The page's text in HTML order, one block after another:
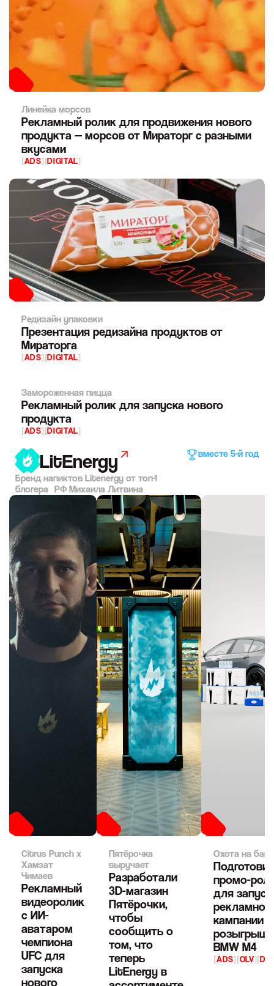
Линейка морсов
Рекламный ролик для продвижения нового
продукта — морсов от Мираторг с разными
вкусами
[ADS][DIGITAL]
Редизайн упаковки
Презентация редизайна продуктов от
Мираторга
[ADS][DIGITAL]
Замороженная пицца
Рекламный ролик для запуска нового
продукта
[ADS][DIGITAL]
LitEnergy
Бренд напиктов Litenergy от топ-1
блогера РФ Михаила Литвина
вместе 5-й год
Citrus Punch х
Хамзат
Чимаев
Рекламный
видеоролик
с ИИ-
аватаром
чемпиона
UFC для
запуска
нового
Пятёрочка
выручает
Разработали
3D-магазин
Пятёрочки,
чтобы
сообщить о
том, что
теперь
LitEnergy в
Охота на
промо-
для
рекламной
кампании с
BMW M4
[ADS][OLV][